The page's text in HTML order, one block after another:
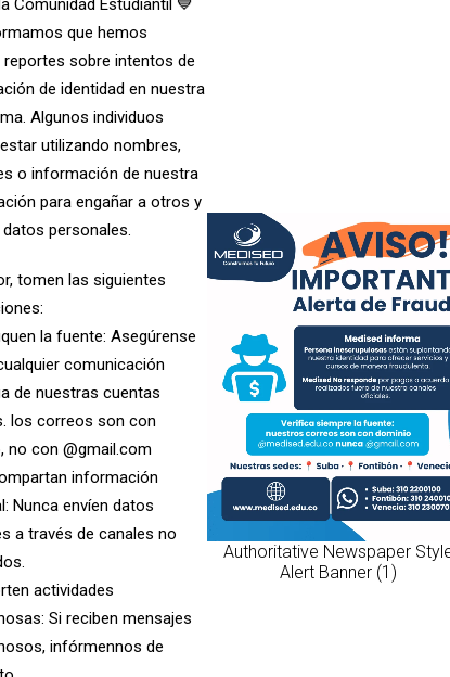
significados y
de la religión y del
humana y social,
de humanización,
que hemos
reportes sobre intentos de
de identidad en nuestra
Algunos individuos
utilizando nombres,
o información de nuestra
para engañar a otros y
personales.
tomen las siguientes
la fuente: Asegúrense
comunicación
de nuestras cuentas
los correos son con
no con @gmail.com
información
Nunca envíen datos
a través de canales no
actividades
Si reciben mensajes
infórmennos de
Authoritative Newspaper
Alert Banner (1)